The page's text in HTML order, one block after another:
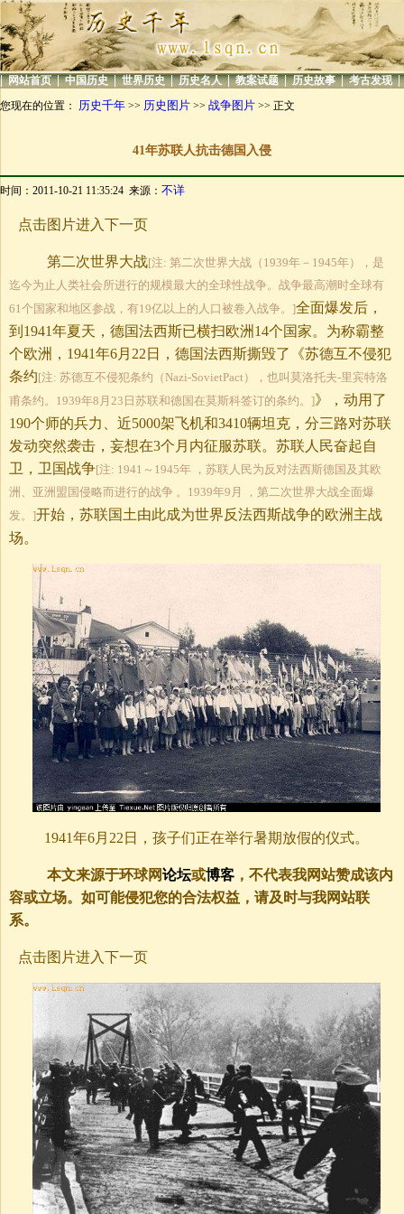
| 网站首页 | 中国历史 | 世界历史 | 历史名人 | 教案试题 | 历史故事 | 考古发现 |
您现在的位置： 历史千年 >> 历史图片 >> 战争图片 >> 正文
41年苏联人抗击德国入侵
时间：2011-10-21 11:35:24 来源： 不详
点击图片进入下一页
第二次世界大战[注: 第二次世界大战（1939年－1945年），是
迄今为止人类社会所进行的规模最大的全球性战争。战争最高潮时全球有
61个国家和地区参战，有19亿以上的人口被卷入战争。]全面爆发后，
到1941年夏天，德国法西斯已横扫欧洲14个国家。为称霸整
个欧洲，1941年6月22日，德国法西斯撕毁了《苏德互不侵犯
条约[注: 苏德互不侵犯条约（Nazi-SovietPact），也叫莫洛托夫-里宾特洛
甫条约。1939年8月23日苏联和德国在莫斯科签订的条约。]》，动用了
190个师的兵力、近5000架飞机和3410辆坦克，分三路对苏联
发动突然袭击，妄想在3个月内征服苏联。苏联人民奋起自
卫，卫国战争[注: 1941～1945年 ，苏联人民为反对法西斯德国及其欧
洲、亚洲盟国侵略而进行的战争 。1939年9月 ，第二次世界大战全面爆
发。]开始，苏联国土由此成为世界反法西斯战争的欧洲主战
场。
1941年6月22日，孩子们正在举行暑期放假的仪式。
本文来源于环球网论坛或博客 ，不代表我网站赞成该内
容或立场。如可能侵犯您的合法权益，请及时与我网站联
系。
点击图片进入下一页